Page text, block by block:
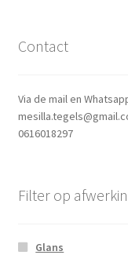
Contact
Via de mail en
0616018297
Filter op
Glans